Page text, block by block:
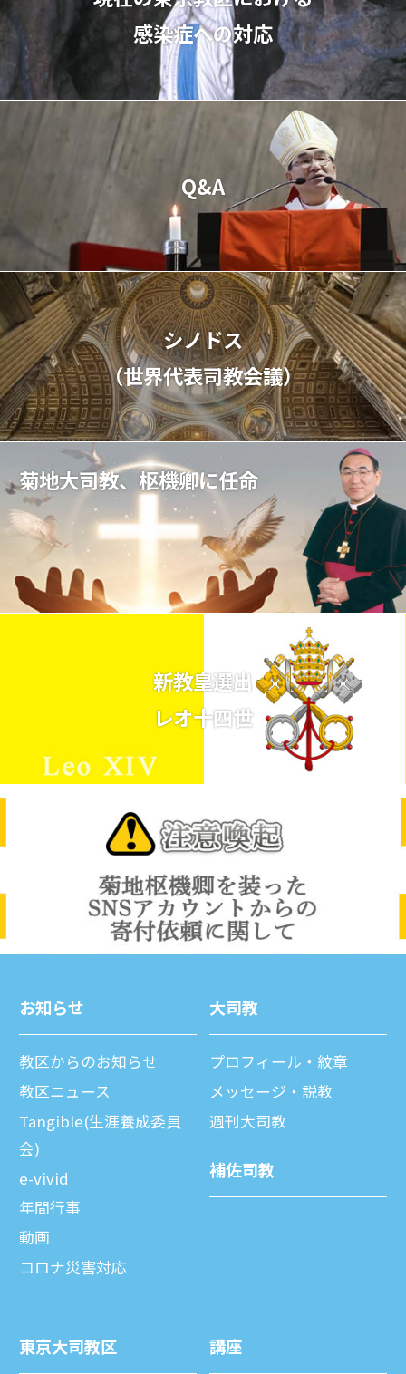
感染症への対応
Q&A
シノドス
（世界代表司教会議）
菊地大司教、枢機卿に任命
新教皇選出
レオ十四世
お知らせ
教区からのお知らせ
教区ニュース
Tangible(生涯養成委員
会)
e-vivid
年間⾏事
動画
コロナ災害対応
⼤司教
プロフィール・紋章
メッセージ・説教
週刊⼤司教
補佐司教
東京⼤司教区 講座